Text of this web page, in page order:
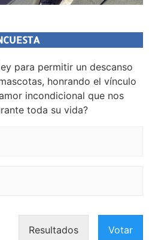
para permitir un descanso
honrando el vínculo
incondicional que nos
toda su vida?
Resultados Votar